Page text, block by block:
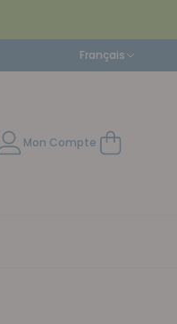
Langue
Français
Mon Compte Mon panier